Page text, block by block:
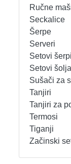
REŠOI
SECKALICE
SOKOVNICI
TOSTERI
USISIVAČI
SETOVI
SETOVI
SUŠAČI ZA
TANJIRI
TANJIRI ZA
TERMOSI
TIGANJI
Ručne
Seckalice
Šerpe
Serveri
Setovi šerpi
Setovi
Sušači za
Tanjiri
Tanjiri za
Termosi
Tiganji
Začinski